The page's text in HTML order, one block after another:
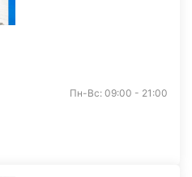
Пн-Вс: 09:00 - 21:00